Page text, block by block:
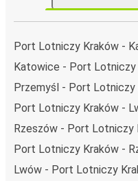
wygodna z FlixBusem.
i może zająćjedynie 5
Podróż autobusem
ma
nad tym, by jeszcze
stosując wysokie
flocie autobusów,
technologie napędu i
dwutlenku węgla przy
Średni kosztpodróży
Port Lotniczy Kraków -
Katowice - Port Lotniczy
Przemyśl - Port Lotniczy
Port Lotniczy Kraków -
Rzeszów - Port Lotniczy
Port Lotniczy Kraków -
Lwów - Port Lotniczy